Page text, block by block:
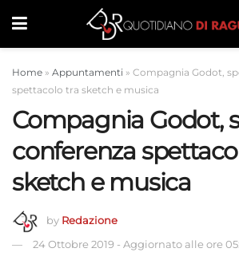
Home » Appuntamenti » Compagnia Godot,
spettacolo tra sketch e musica
Compagnia Godot,
conferenza
sketch e musica
by Redazione
24 Ottobre 2019 - Aggiornato alle ore